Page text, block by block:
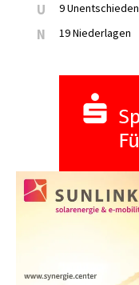
U 9 Unentschieden
N 19 Niederlagen